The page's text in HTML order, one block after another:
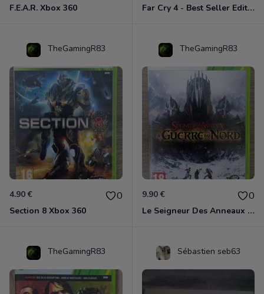
F.E.A.R. Xbox 360 Far Cry 4 - Best Seller Edition Xbox 360
TheGamingR83
4.90 € 0
Section 8 Xbox 360
TheGamingR83
9.90 € 0
Le Seigneur Des Anneaux - La Guerre Du Nord Xbox 360
TheGamingR83 Sébastien seb63